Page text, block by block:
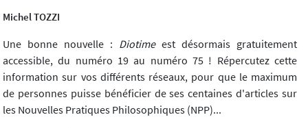
Michel TOZZI
Une bonne nouvelle : Diotime est désormais gratuitement
accessible, du numéro 19 au numéro 75 ! Répercutez cette
information sur vos différents réseaux, pour que le maximum
de personnes puisse bénéficier de ses centaines d'articles sur
les Nouvelles Pratiques Philosophiques (NPP)...